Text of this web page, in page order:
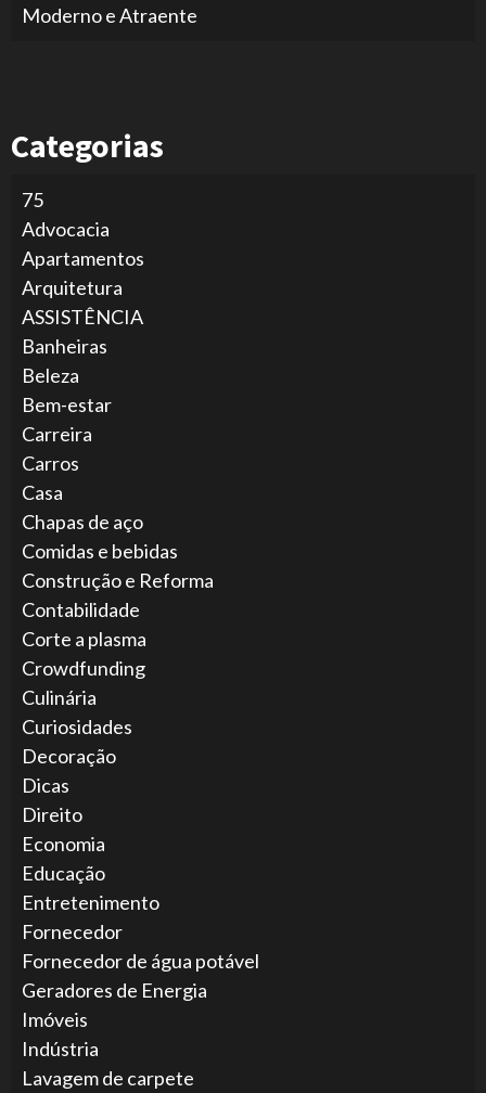
Moderno e Atraente
Categorias
75
Advocacia
Apartamentos
Arquitetura
ASSISTÊNCIA
Banheiras
Beleza
Bem-estar
Carreira
Carros
Casa
Chapas de aço
Comidas e bebidas
Construção e Reforma
Contabilidade
Corte a plasma
Crowdfunding
Culinária
Curiosidades
Decoração
Dicas
Direito
Economia
Educação
Entretenimento
Fornecedor
Fornecedor de água potável
Geradores de Energia
Imóveis
Indústria
Lavagem de carpete